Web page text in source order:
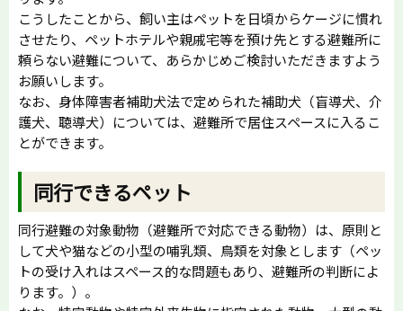
こうしたことから、飼い主はペットを日頃からケージに慣れ
させたり、ペットホテルや親戚宅等を預け先とする避難所に
頼らない避難について、あらかじめご検討いただきますよう
お願いします。
なお、身体障害者補助犬法で定められた補助犬（盲導犬、介
護犬、聴導犬）については、避難所で居住スペースに入るこ
とができます。
同行できるペット
同行避難の対象動物（避難所で対応できる動物）は、原則と
して犬や猫などの小型の哺乳類、鳥類を対象とします（ペッ
トの受け入れはスペース的な問題もあり、避難所の判断によ
ります。）。